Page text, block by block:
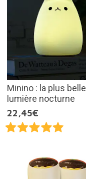
Minino : la plus belle
lumière nocturne
22,45€